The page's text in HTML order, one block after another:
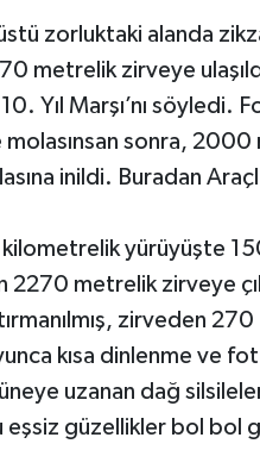
zorluktaki alanda
metrelik zirveye
Yıl Marşı’nı söyledi.
molasınsan sonra,
inildi. Buradan
yürüyüşte
metrelik zirveye
zirveden
kısa dinlenme ve
uzanan dağ
eşsiz güzellikler bol bol